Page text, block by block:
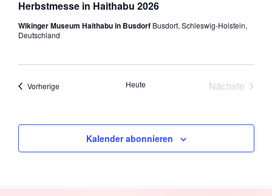
Herbstmesse in Haithabu 2026
Wikinger Museum Haithabu in Busdorf Busdorf, Schleswig-Holstein,
Deutschland
VorherigeVeranstaltungen Heute
Nächste
Kalender abonnieren